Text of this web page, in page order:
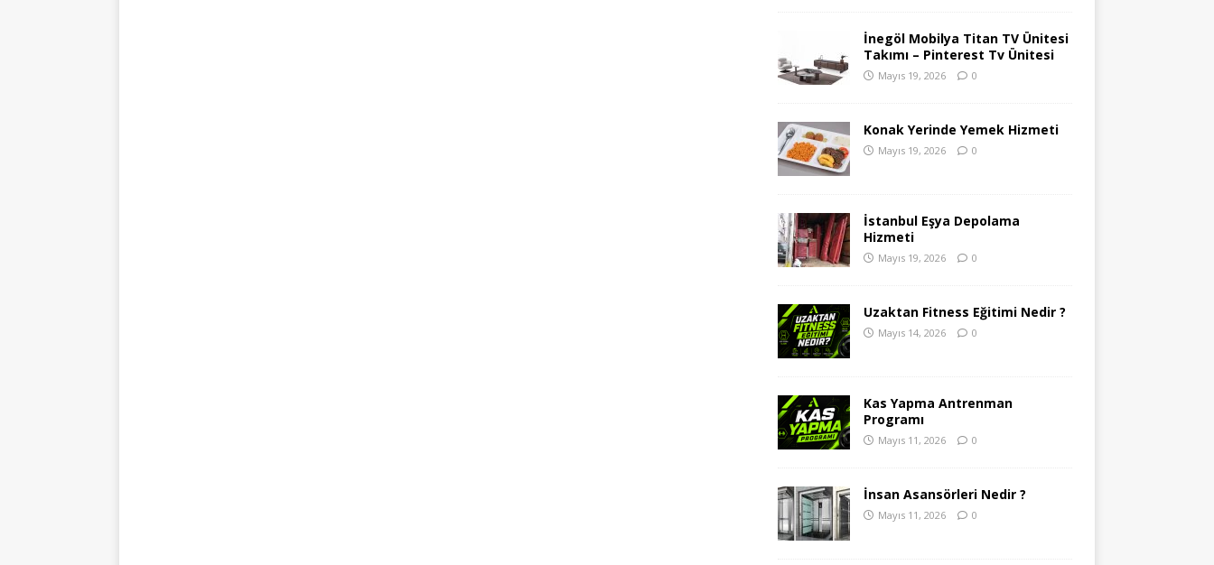
İnegöl Mobilya Titan TV Ünitesi
Takımı – Pinterest Tv Ünitesi
Mayıs 19, 2026 0
Konak Yerinde Yemek Hizmeti
Mayıs 19, 2026 0
İstanbul Eşya Depolama
Hizmeti
Mayıs 19, 2026 0
Uzaktan Fitness Eğitimi Nedir ?
Mayıs 14, 2026 0
Kas Yapma Antrenman
Programı
Mayıs 11, 2026 0
İnsan Asansörleri Nedir ?
Mayıs 11, 2026 0